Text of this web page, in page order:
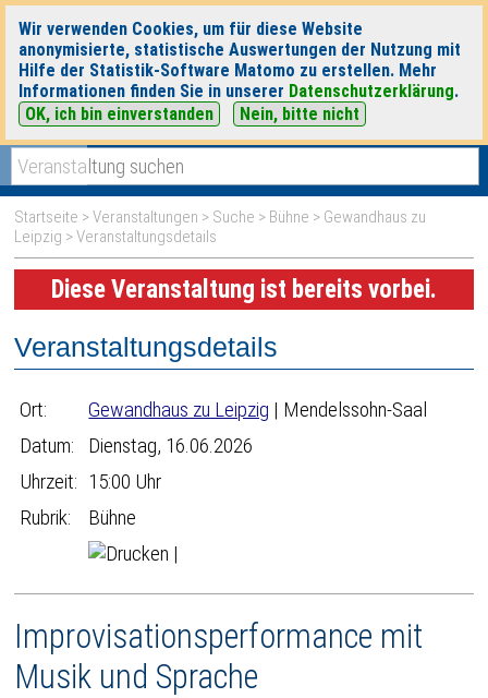
Wir verwenden Cookies, um für diese Website
anonymisierte, statistische Auswertungen der Nutzung mit
Hilfe der Statistik-Software Matomo zu erstellen. Mehr
Informationen finden Sie in unserer Datenschutzerklärung.
OK, ich bin einverstanden
Nein, bitte nicht
heute|morgen|
Startseite >Veranstaltungen > Suche > Bühne > Gewandhaus zu
Leipzig > Veranstaltungsdetails
Diese Veranstaltung ist bereits vorbei.
Veranstaltungsdetails
Ort: Gewandhaus zu Leipzig | Mendelssohn-Saal
Datum:
Dienstag, 16.06.2026
Uhrzeit: 15:00 Uhr
Rubrik:
Bühne
|
Improvisationsperformance mit
Musik und Sprache